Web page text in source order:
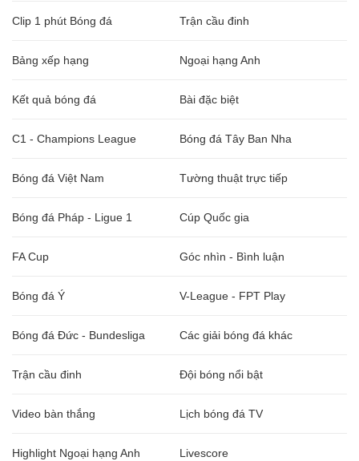
Clip 1 phút Bóng đá Trận cầu đinh
Bảng xếp hạng Ngoại hạng Anh
Kết quả bóng đá Bài đặc biệt
C1 - Champions League Bóng đá Tây Ban Nha
Bóng đá Việt Nam Tường thuật trực tiếp
Bóng đá Pháp - Ligue 1 Cúp Quốc gia
FA Cup Góc nhìn - Bình luận
Bóng đá Ý V-League - FPT Play
Bóng đá Đức - Bundesliga Các giải bóng đá khác
Trận cầu đinh Đội bóng nổi bật
Video bàn thắng Lịch bóng đá TV
Highlight Ngoại hạng Anh Livescore